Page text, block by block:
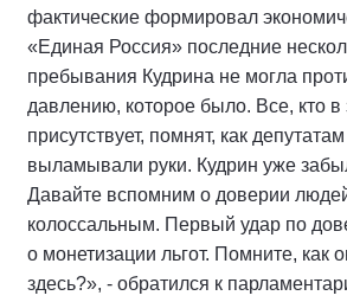
фактические формировал
«Единая Россия» последние
пребывания Кудрина не могла
давлению, которое было. Все, кто в
присутствует, помнят, как
выламывали руки. Кудрин уже
Давайте вспомним о доверии
колоссальным. Первый удар по
о монетизации льгот. Помните, как
здесь?», - обратился к